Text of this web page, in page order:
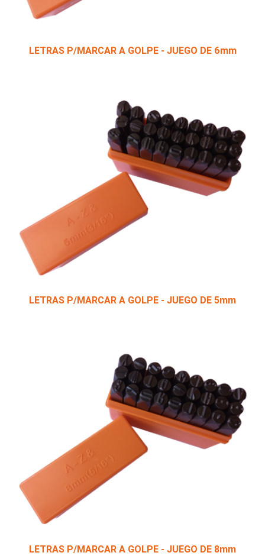
LETRAS P/MARCAR A GOLPE - JUEGO DE 6mm
LETRAS P/MARCAR A GOLPE - JUEGO DE 5mm
LETRAS P/MARCAR A GOLPE - JUEGO DE 8mm